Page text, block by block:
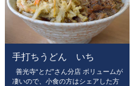
手打ちうどん いち
善光寺“とだ”さん分店 ボリュームが
凄いので、小食の方はシェアした方